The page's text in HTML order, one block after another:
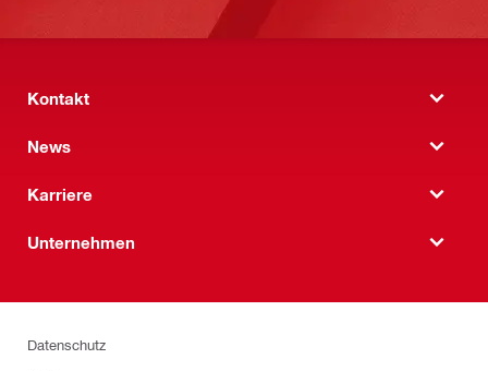
Kontakt
News
Karriere
Unternehmen
Datenschutz